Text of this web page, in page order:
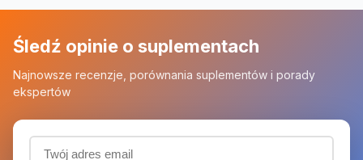
Śledź opinie o suplementach
Najnowsze recenzje, porównania suplementów i porady
ekspertów
Adres email (wymagany)